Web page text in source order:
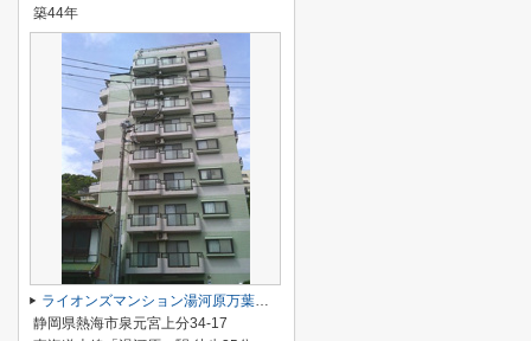
築44年
ライオンズマンション湯河原万葉公園
静岡県熱海市泉元宮上分34-17